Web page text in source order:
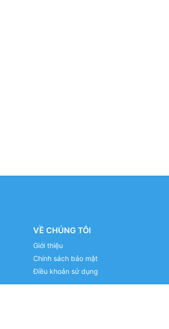
VỀ CHÚNG TÔI
Giới thiệu
Chính sách bảo mật
Điều khoản sử dụng